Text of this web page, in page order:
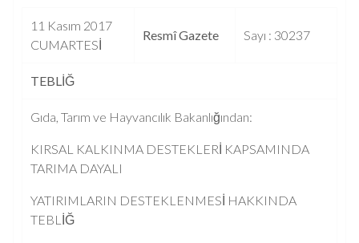
11 Kasım 2017
CUMARTESİ
Resmî Gazete Sayı : 30237
TEBLİĞ
Gıda, Tarım ve Hayvancılık Bakanlığından:
KIRSAL KALKINMA DESTEKLERİ KAPSAMINDA
TARIMA DAYALI
YATIRIMLARIN DESTEKLENMESİ HAKKINDA
TEBLİĞ